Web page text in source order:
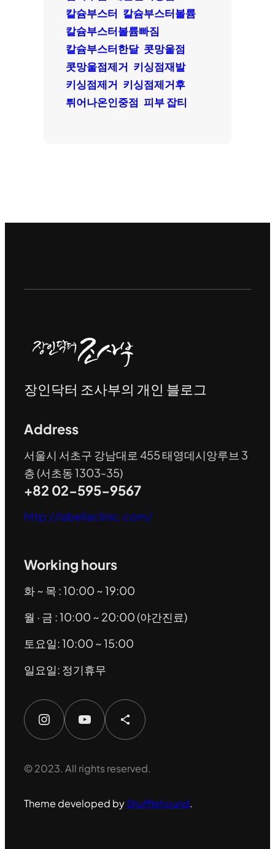
칼슘부스터 칼슘부스터볼륨
칼슘부스터볼륨빠짐
칼슘부스터한달 콧망울점
콧망울점제거 키싱점재발
키싱점제거 키싱점제거후
튀어나온인중점 피부 잡티
장인닥터 조사부의 개인 블로그
Address
서울시 서초구 강남대로 455 태영데시앙루브 3
층 (서초동 1303-35)
+82 02-595-9567
http://labellaclinic.com/
Working hours
화 ~ 목 : 10:00 ~ 19:00
월 · 금 : 10:00 ~ 20:00 (야간진료)
토요일: 10:00 ~ 15:00
일요일: 정기휴무
Instagram YouTube Share Icon
© 2023. All rights reserved.
Theme developed byShufflehound.